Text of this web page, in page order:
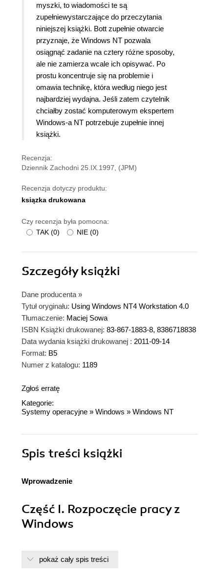
myszki, to wiadomości te są
zupełniewystarczające do przeczytania
niniejszej książki. Bott zupełnie otwarcie
przyznaje, że Windows NT pozwala
osiągnąć zadanie na cztery różne sposoby,
ale nie zamierza wcale ich opisywać. Po
prostu koncentruje się na problemie i
omawia technikę, która według niego jest
najbardziej wydajna. Jeśli zatem czytelnik
chciałby zostać komputerowym ekspertem
Windows-a NT potrzebuje zupełnie innej
książki.
Recenzja:
Dziennik Zachodni 25.IX.1997, (JPM)
Recenzja dotyczy produktu:
ksiązka drukowana
Czy recenzja była pomocna:
TAK (0) NIE (0)
Szczegółyksiążki
Dane producenta »
Tytuł oryginału: Using Windows NT4 Workstation 4.0
Tłumaczenie: Maciej Sowa
ISBN Książki drukowanej: 83-867-1883-8, 8386718838
Data wydania książki drukowanej : 2011-09-14
Format: B5
Numer z katalogu: 1189
Zgłoś erratę
Kategorie:
Systemy operacyjne » Windows » Windows NT
Spis treści książki
Wprowadzenie
Część I. Rozpoczęcie pracy z
Windows
pokaż cały spis treści